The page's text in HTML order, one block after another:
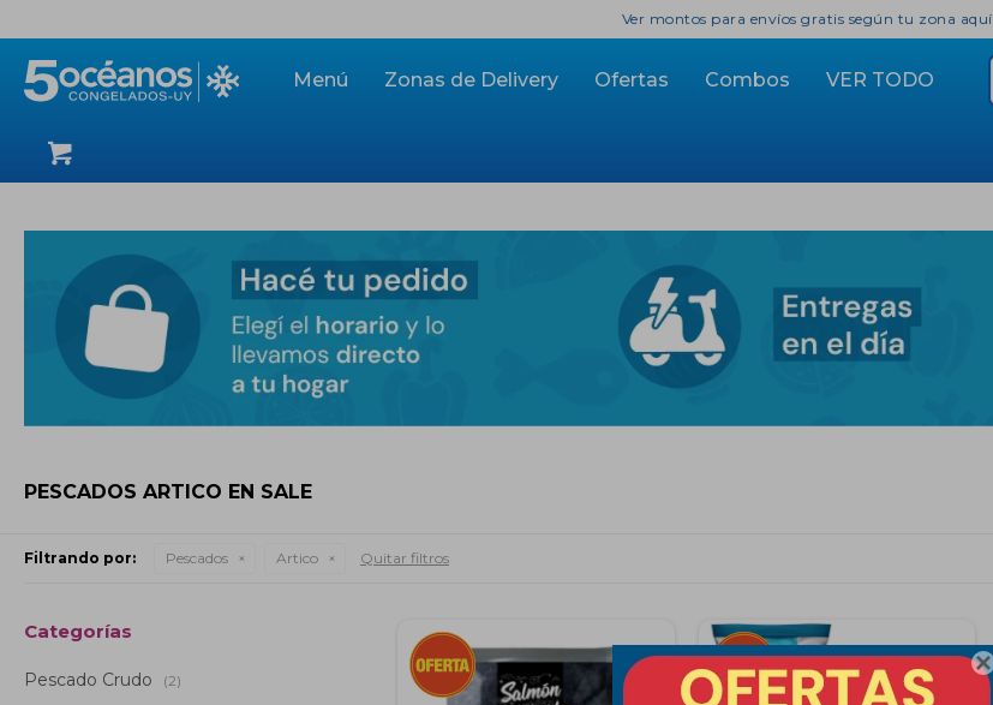

Menú Zonas de Delivery Ofertas Combos VER TODO
Ver montos para envíos gratis según tu zona aquí
PESCADOS ARTICO EN SALE
Filtrando por: Pescados Artico Quitar filtros
Categorías
Pescado Crudo (2)